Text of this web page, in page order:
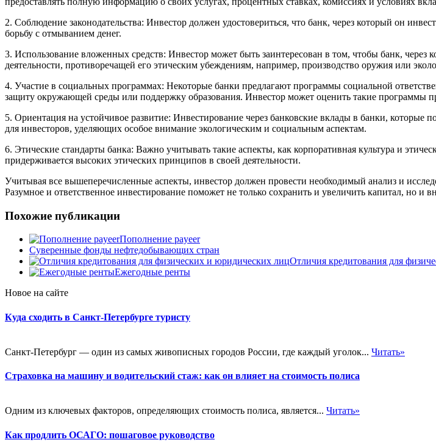
2. Соблюдение законодательства: Инвестор должен удостовериться, что банк, через который он
борьбу с отмыванием денег.
3. Использование вложенных средств: Инвестор может быть заинтересован в том, чтобы банк, через
деятельности, противоречащей его этическим убеждениям, например, производство оружия или
4. Участие в социальных программах: Некоторые банки предлагают программы социальной
защиту окружающей среды или поддержку образования. Инвестор может оценить такие программы
5. Ориентация на устойчивое развитие: Инвестирование через банковские вклады в банки,
для инвесторов, уделяющих особое внимание экологическим и социальным аспектам.
6. Этические стандарты банка: Важно учитывать такие аспекты, как корпоративная культура и
придерживается высоких этических принципов в своей деятельности.
Учитывая все вышеперечисленные аспекты, инвестор должен провести необходимый анализ и
Разумное и ответственное инвестирование поможет не только сохранить и увеличить капитал, но
Похожие публикации
Пополнение payeer
Суверенные фонды нефтедобывающих стран
Отличия кредитования для
Ежегодные ренты
Новое на сайте
Куда сходить в Санкт-Петербурге туристу
Санкт-Петербург — один из самых живописных городов России, где каждый уголок... Читать»
Страховка на машину и водительский стаж: как он влияет на стоимость полиса
Одним из ключевых факторов, определяющих стоимость полиса, является... Читать»
Как продлить ОСАГО: пошаговое руководство